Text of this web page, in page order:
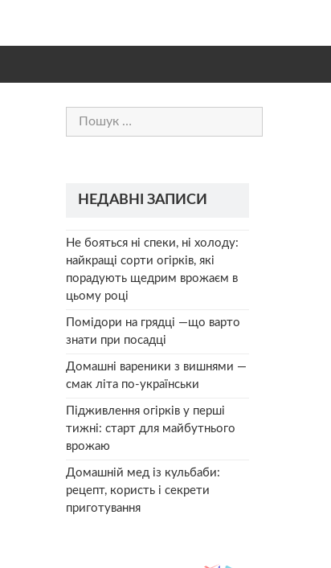
Пошук:
НЕДАВНІ ЗАПИСИ
Не бояться ні спеки, ні холоду:
найкращі сорти огірків, які
порадують щедрим врожаєм в
цьому році
Помідори на грядці —що варто
знати при посадці
Домашні вареники з вишнями —
смак літа по-українськи
Підживлення огірків у перші
тижні: старт для майбутнього
врожаю
Домашній мед із кульбаби:
рецепт, користь і секрети
приготування